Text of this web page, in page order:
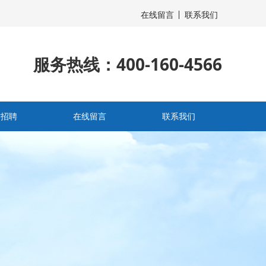
在线留言 联系我们
服务热线：400-160-4566
聘 在线留言 联系我们